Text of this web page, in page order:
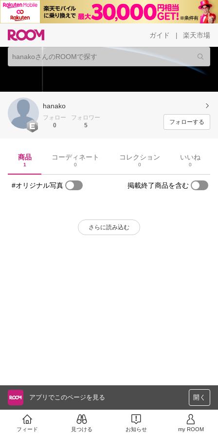
ガイド 楽天市場
hanako
フォロー
0
フォロワー
5
フォローする
商品
1
コーディネート
0
コレクション
0
いいね
0
#オリジナル写真 掲載終了商品を含む
さらに読み込む
アプリでこのページを見る 開く
フィード 見つける お知らせ my ROOM